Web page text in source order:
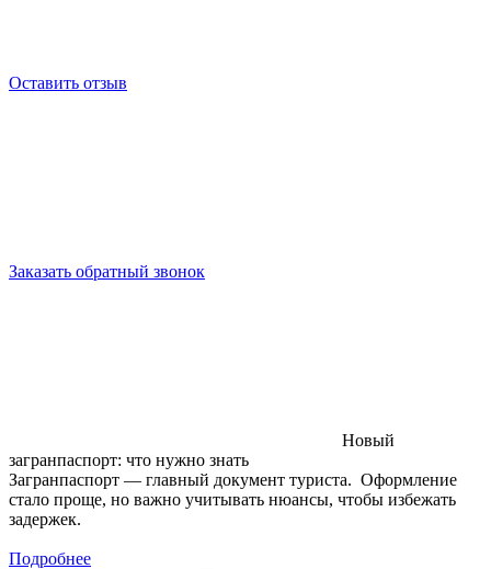
Оставить отзыв
Заказать обратный звонок
Новый
загранпаспорт: что нужно знать
Загранпаспорт — главный документ туриста. Оформление
стало проще, но важно учитывать нюансы, чтобы избежать
задержек.
Подробнее